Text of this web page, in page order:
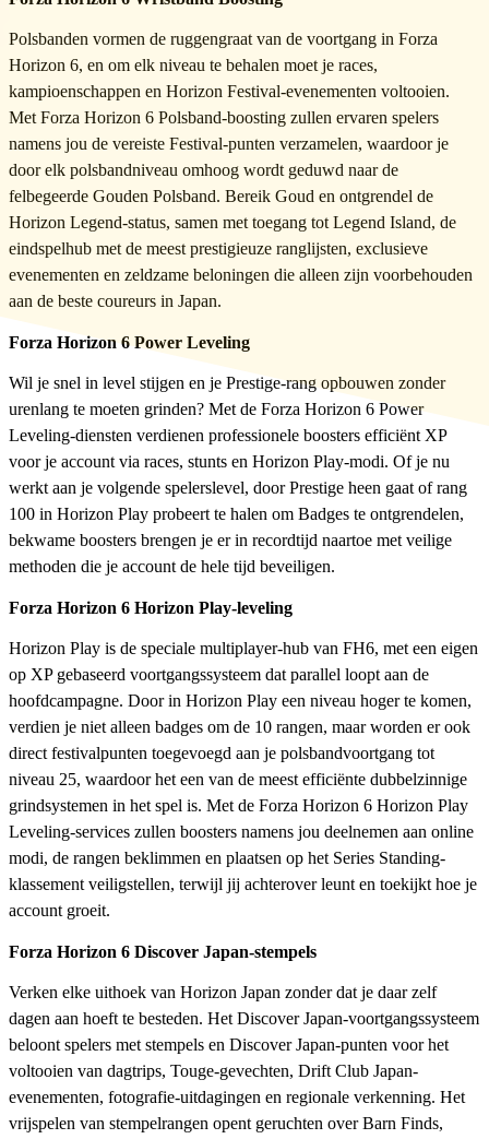
Polsbanden vormen de ruggengraat van de voortgang in Forza
Horizon 6, en om elk niveau te behalen moet je races,
kampioenschappen en Horizon Festival-evenementen voltooien.
Met Forza Horizon 6 Polsband-boosting zullen ervaren spelers
namens jou de vereiste Festival-punten verzamelen, waardoor je
door elk polsbandniveau omhoog wordt geduwd naar de
felbegeerde Gouden Polsband. Bereik Goud en ontgrendel de
Horizon Legend-status, samen met toegang tot Legend Island, de
eindspelhub met de meest prestigieuze ranglijsten, exclusieve
evenementen en zeldzame beloningen die alleen zijn voorbehouden
aan de beste coureurs in Japan.
Forza Horizon 6 Power Leveling
Wil je snel in level stijgen en je Prestige-rang opbouwen zonder
urenlang te moeten grinden? Met de Forza Horizon 6 Power
Leveling-diensten verdienen professionele boosters efficiënt XP
voor je account via races, stunts en Horizon Play-modi. Of je nu
werkt aan je volgende spelerslevel, door Prestige heen gaat of rang
100 in Horizon Play probeert te halen om Badges te ontgrendelen,
bekwame boosters brengen je er in recordtijd naartoe met veilige
methoden die je account de hele tijd beveiligen.
Forza Horizon 6 Horizon Play-leveling
Horizon Play is de speciale multiplayer-hub van FH6, met een eigen
op XP gebaseerd voortgangssysteem dat parallel loopt aan de
hoofdcampagne. Door in Horizon Play een niveau hoger te komen,
verdien je niet alleen badges om de 10 rangen, maar worden er ook
direct festivalpunten toegevoegd aan je polsbandvoortgang tot
niveau 25, waardoor het een van de meest efficiënte dubbelzinnige
grindsystemen in het spel is. Met de Forza Horizon 6 Horizon Play
Leveling-services zullen boosters namens jou deelnemen aan online
modi, de rangen beklimmen en plaatsen op het Series Standing-
klassement veiligstellen, terwijl jij achterover leunt en toekijkt hoe je
account groeit.
Forza Horizon 6 Discover Japan-stempels
Verken elke uithoek van Horizon Japan zonder dat je daar zelf
dagen aan hoeft te besteden. Het Discover Japan-voortgangssysteem
beloont spelers met stempels en Discover Japan-punten voor het
voltooien van dagtrips, Touge-gevechten, Drift Club Japan-
evenementen, fotografie-uitdagingen en regionale verkenning. Het
vrijspelen van stempelrangen opent geruchten over Barn Finds,